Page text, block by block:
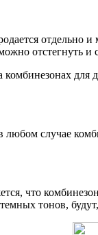
отстегнуть и
случае
что
тонов,